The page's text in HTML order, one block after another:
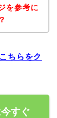
を参考に
ちらをク
すぐ